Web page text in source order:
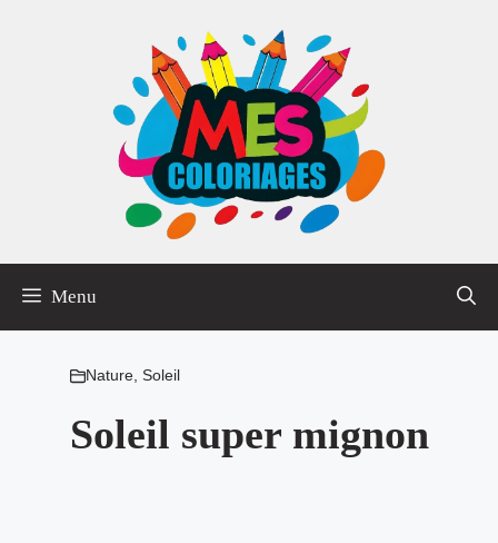
Menu
Nature, Soleil
Soleil super mignon